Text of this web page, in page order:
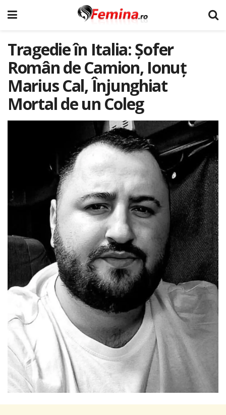
Tragedie în Italia: Șofer
Român de Camion, Ionuț
Marius Cal, Înjunghiat
Mortal de un Coleg